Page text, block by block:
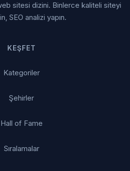
sitesi dizini. Binlerce kaliteli siteyi
SEO analizi yapın.
KEŞFET
Kategoriler
Şehirler
Hall of Fame
Sıralamalar